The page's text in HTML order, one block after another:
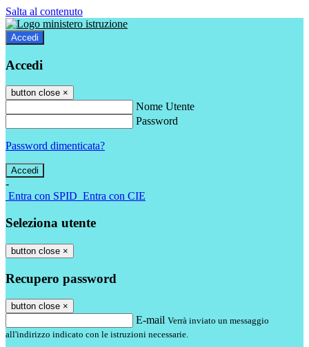
Salta al contenuto
Accedi
Accedi
button close ×
Nome Utente
Password
Password dimenticata?
-
Entra con SPID Entra con CIE
Seleziona utente
button close ×
Recupero password
button close ×
E-mail Verrà inviato un messaggio
all'indirizzo indicato con le istruzioni necessarie.